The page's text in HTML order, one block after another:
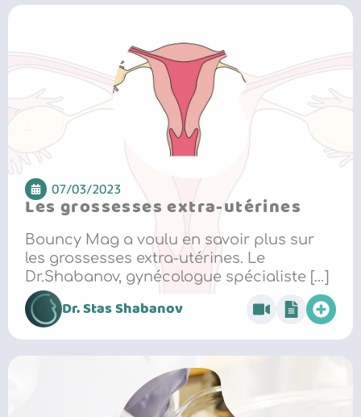
07/03/2023
Les grossesses extra-utérines
Bouncy Mag a voulu en savoir plus sur
les grossesses extra-utérines. Le
Dr.Shabanov, gynécologue spécialiste […]
Dr. Stas Shabanov